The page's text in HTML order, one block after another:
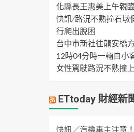
化縣長王惠美上午親
快訊 ∕ 路況不熟撞石
行爬出脫困
台中市新社往龍安橋
12時04分時一輛自小
女性駕駛路況不熟撞
ETtoday 財經新
快訊／汽機車主注意